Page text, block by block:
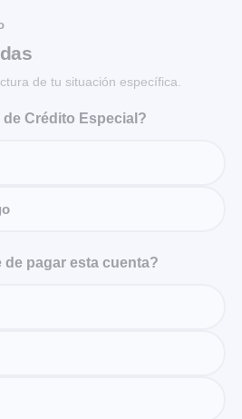
de tu situación específica.
Crédito Especial?
pagar esta cuenta?